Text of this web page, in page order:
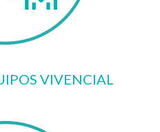
VIVENCIAL